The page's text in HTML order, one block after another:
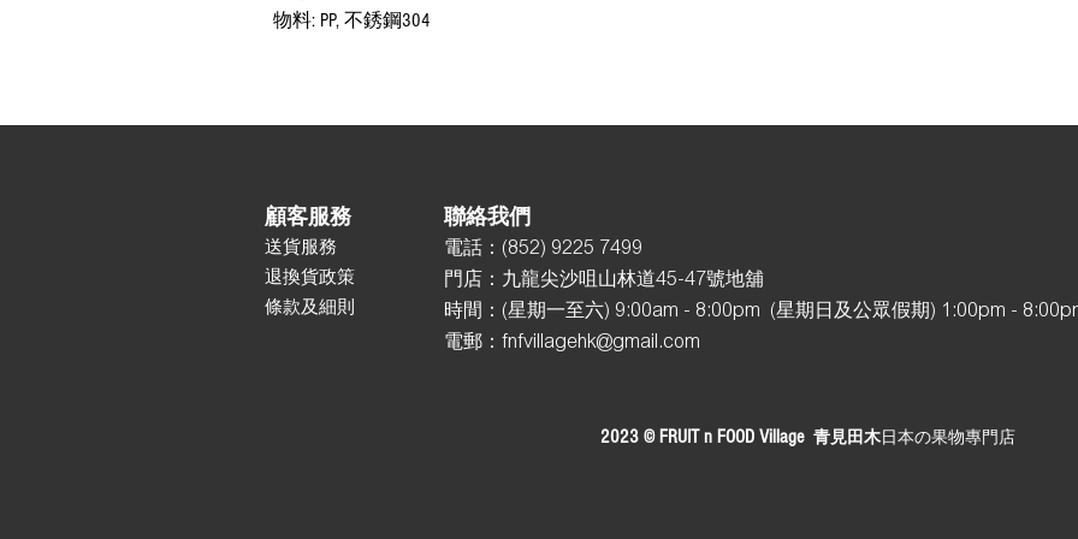
物料: PP, 不銹鋼304
顧客服務
送貨服務
退換貨政策
條款及細則
聯絡我們
電話： (852) 9225 7499
門店： 九龍尖沙咀山林道45-47號地舖
時間：(星期一至六) 9:00am - 8:00pm (星期日及公眾假期) 1:00pm -
電郵： fnfvillagehk@gmail.com
2023 © FRUIT n FOOD Village 青見田木日本の果物專門店